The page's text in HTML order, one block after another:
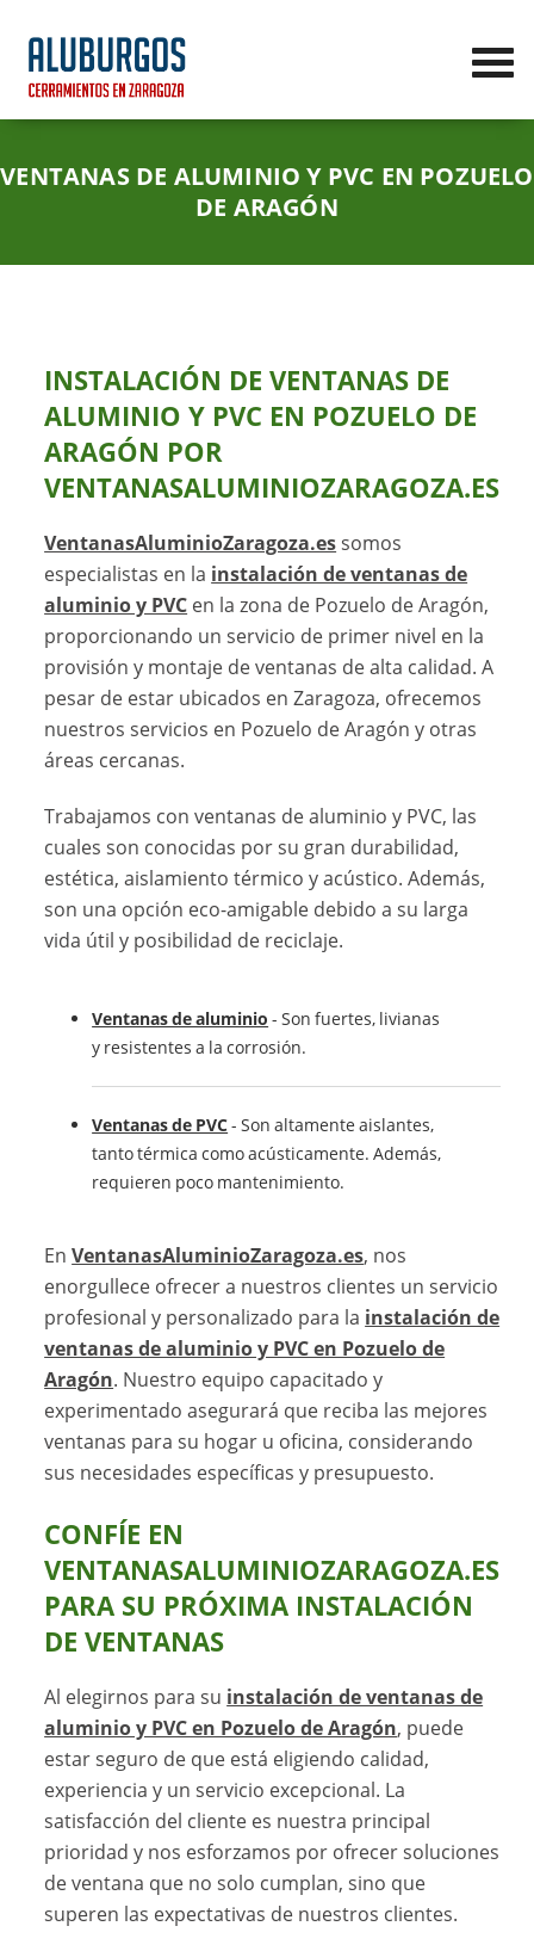
VENTANAS DE ALUMINIO Y PVC EN POZUELO
DE ARAGÓN
INSTALACIÓN DE VENTANAS DE
ALUMINIO Y PVC EN POZUELO DE
ARAGÓN POR
VENTANASALUMINIOZARAGOZA.ES
VentanasAluminioZaragoza.essomos
especialistas en la instalación de ventanas de
aluminio y PVC en la zona de Pozuelo de Aragón,
proporcionando un servicio de primer nivel en la
provisión y montaje de ventanas de alta calidad. A
pesar de estar ubicados en Zaragoza, ofrecemos
nuestros servicios en Pozuelo de Aragón y otras
áreas cercanas.
Trabajamos con ventanas de aluminio y PVC, las
cuales son conocidas por su gran durabilidad,
estética, aislamiento térmico y acústico. Además,
son una opción eco-amigable debido a su larga
vida útil y posibilidad de reciclaje.
Ventanas de aluminio - Son fuertes, livianas
y resistentes a la corrosión.
Ventanas de PVC- Son altamente aislantes,
tanto térmica como acústicamente. Además,
requieren poco mantenimiento.
EnVentanasAluminioZaragoza.es, nos
enorgullece ofrecer a nuestros clientes un servicio
profesional y personalizado para la instalación de
ventanas de aluminio y PVC en Pozuelo de
Aragón. Nuestro equipo capacitado y
experimentado asegurará que reciba las mejores
ventanas para su hogar u oficina, considerando
sus necesidades específicas y presupuesto.
CONFÍE EN
VENTANASALUMINIOZARAGOZA.ES
PARA SU PRÓXIMA INSTALACIÓN
DE VENTANAS
Al elegirnos para su instalación de ventanas de
aluminio y PVC en Pozuelo de Aragón, puede
estar seguro de que está eligiendo calidad,
experiencia y un servicio excepcional. La
satisfacción del cliente es nuestra principal
prioridad y nos esforzamos por ofrecer soluciones
de ventana que no solo cumplan, sino que
superen las expectativas de nuestros clientes.